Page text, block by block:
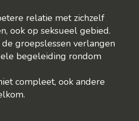
relatie met zichzelf
ook op seksueel gebied.
groepslessen verlangen
begeleiding rondom
compleet, ook andere